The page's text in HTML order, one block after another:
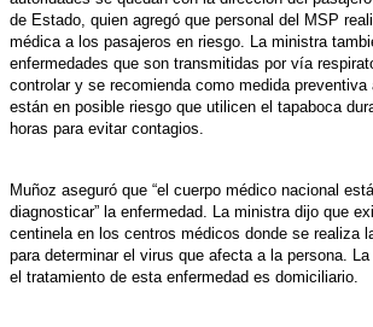
de Estado, quien agregó que personal del MSP
médica a los pasajeros en riesgo. La ministra
enfermedades que son transmitidas por vía
controlar y se recomienda como medida
están en posible riesgo que utilicen el tapaboca
horas para evitar contagios.
Muñoz aseguró que “el cuerpo médico nacional
diagnosticar” la enfermedad. La ministra dijo que
centinela en los centros médicos donde se realiza
para determinar el virus que afecta a la persona.
el tratamiento de esta enfermedad es domiciliario.